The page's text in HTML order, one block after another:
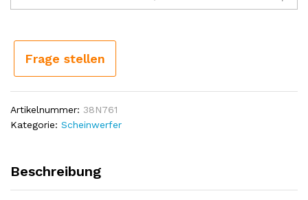
manuell
rechts
passend
M2000,
L2000,
Neoplan
NL
Frage stellen
Artikelnummer: 38N761
Kategorie: Scheinwerfer
Beschreibung